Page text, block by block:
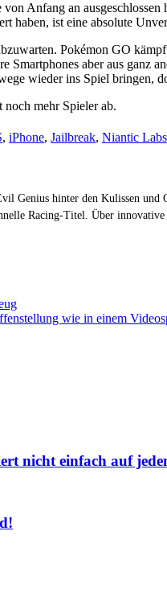
Anfang an
haben, ist eine absolute
Pokémon GO
Smartphones aber aus ganz
wieder ins Spiel bringen,
mehr Spieler ab.
, iPhone, Jailbreak, Niantic Labs
Genius hinter den Kulissen
Racing-Titel. Über
wie in einem
nicht einfach auf